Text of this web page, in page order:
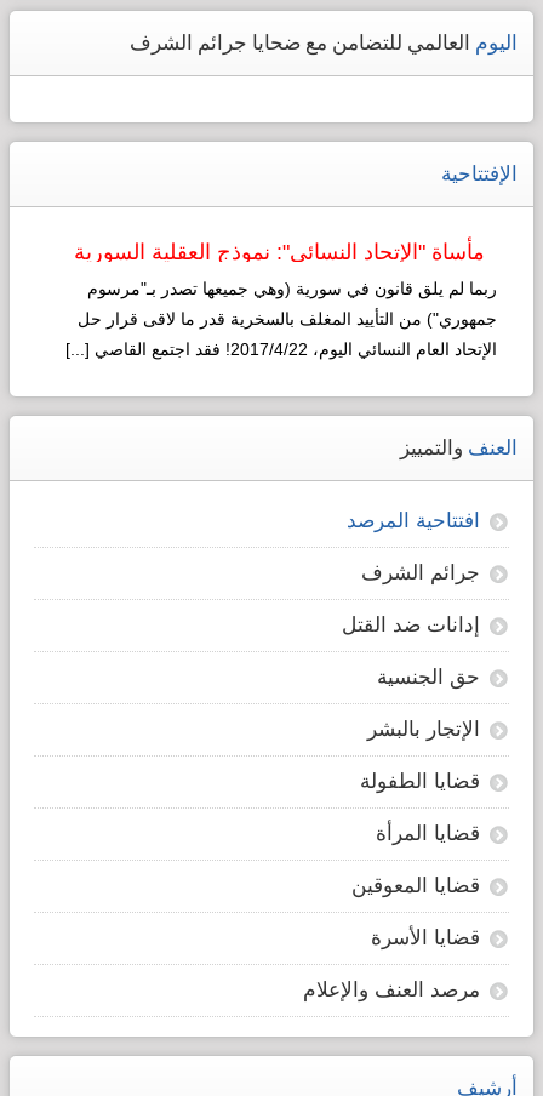
اليوم العالمي للتضامن مع ضحايا جرائم الشرف
الإفتتاحية
مأساة "الإتحاد النسائي": نموذج العقلية السورية
لـ"التطوير"!
ربما لم يلق قانون في سورية (وهي جميعها تصدر بـ"مرسوم
جمهوري") من التأييد المغلف بالسخرية قدر ما لاقى قرار حل
الإتحاد العام النسائي اليوم، 2017/4/22! فقد اجتمع القاصي [...]
Read more...
العنف والتمييز
افتتاحية المرصد
جرائم الشرف
إدانات ضد القتل
حق الجنسية
الإتجار بالبشر
قضايا الطفولة
قضايا المرأة
قضايا المعوقين
قضايا الأسرة
مرصد العنف والإعلام
أرشيف